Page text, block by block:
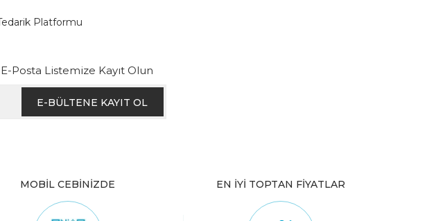
Platformu
Posta Listemize Kayıt Olun
E-BÜLTENE KAYIT OL
MOBİL CEBİNİZDE EN İYİ TOPTAN FİYATLAR